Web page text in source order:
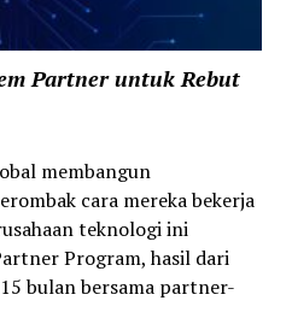
Partner untuk Rebut
membangun
cara mereka bekerja
teknologi ini
Program, hasil dari
bulan bersama partner-